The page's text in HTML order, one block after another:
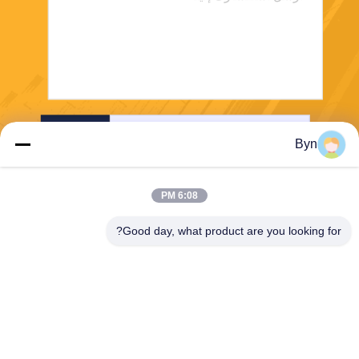
Byn
6:08 PM
Good day, what product are you looking for?